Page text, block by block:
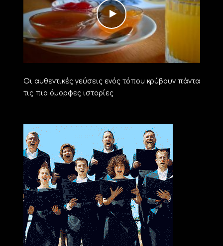
Οι αυθεντικές γεύσεις ενός τόπου κρύβουν πάντα
τις πιο όμορφες ιστορίες